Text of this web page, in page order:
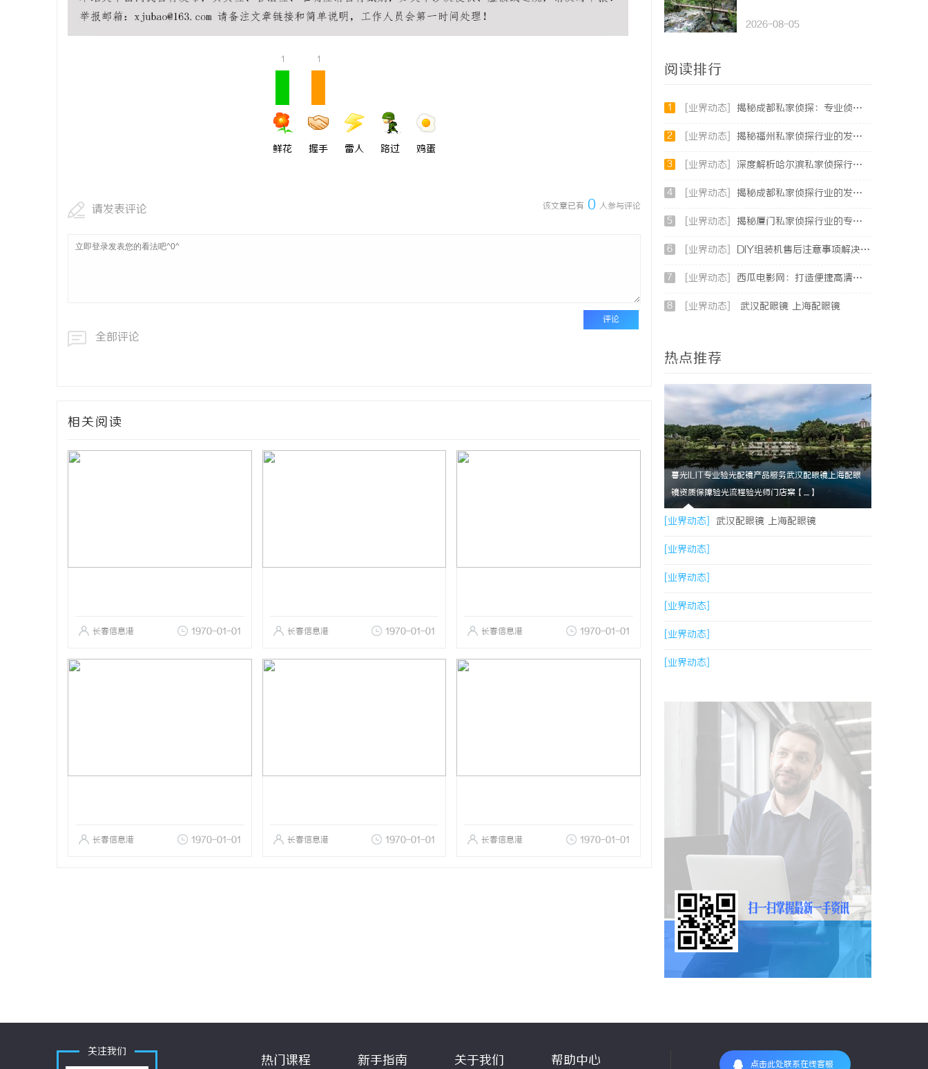
1
鲜花
1
握手 雷人 路过 鸡蛋
该文章已有 0 人参与评论
请发表评论
评论
全部评论
相关阅读
长春信息港 1970-01-01 长春信息港 1970-01-01 长春信息港 1970-01-01
长春信息港 1970-01-01 长春信息港 1970-01-01 长春信息港 1970-01-01
2026-08-05
阅读排行
1 [业界动态] 揭秘成都私家侦探：专业侦查服务助您解心中疑惑
2 [业界动态] 揭秘福州私家侦探行业的发展与实际应用全解析
3 [业界动态] 深度解析哈尔滨私家侦探行业的发展与应用现状
4 [业界动态] 揭秘成都私家侦探行业的发展与应用前景分析
5 [业界动态] 揭秘厦门私家侦探行业的专业服务与发展趋势
6 [业界动态] DIY组装机售后注意事项解决方案
7 [业界动态] 西瓜电影网：打造便捷高清影视观看新体验
8 [业界动态] 武汉配眼镜 上海配眼镜
热点推荐
暮光ILIT专业验光配镜产品服务武汉配眼镜上海配眼
镜资质保障验光流程验光师门店案【....】
[业界动态] 武汉配眼镜 上海配眼镜
[业界动态]
[业界动态]
[业界动态]
[业界动态]
[业界动态]
关注我们
热门课程 新手指南 关于我们 帮助中心 点击此处联系在线客服